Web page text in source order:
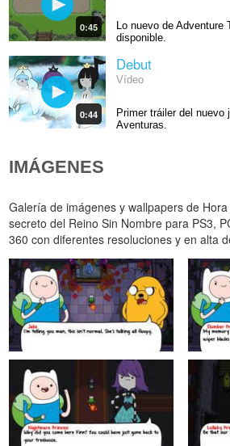
0:45
Lo nuevo de Adventure
disponible.
0:44
Debut
Vídeo
Primer tráiler del nuevo
Aventuras.
IMÁGENES
Galería de imágenes y wallpapers de
secreto del Reino Sin Nombre para PS3,
360 con diferentes resoluciones y en alta